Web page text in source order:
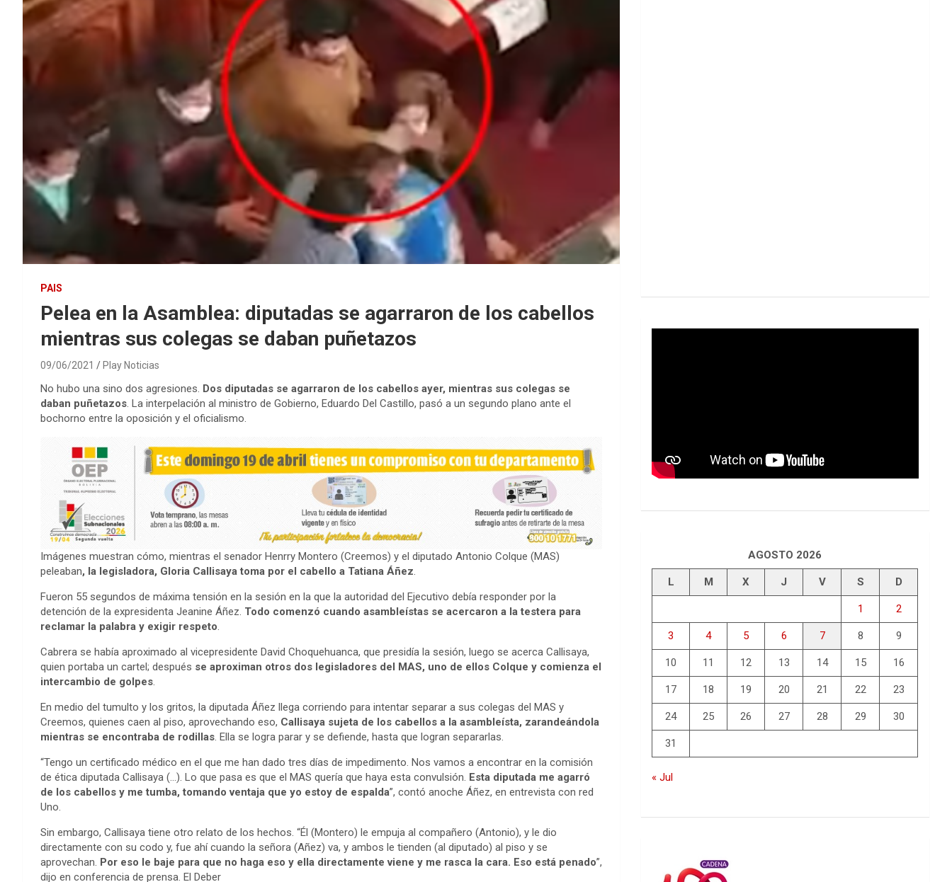
PAIS
Pelea en la Asamblea: diputadas se agarraron de los cabellos
mientras sus colegas se daban puñetazos
09/06/2021 Play Noticias
No hubo una sino dos agresiones. Dos diputadas se agarraron de los cabellos ayer, mientras sus colegas se
daban puñetazos. La interpelación al ministro de Gobierno, Eduardo Del Castillo, pasó a un segundo plano ante el
bochorno entre la oposición y el oficialismo.
Imágenes muestran cómo, mientras el senador Henrry Montero (Creemos) y el diputado Antonio Colque (MAS)
peleaban, la legisladora, Gloria Callisaya toma por el cabello a Tatiana Áñez
Fueron 55 segundos de máxima tensión en la sesión en la que la autoridad del Ejecutivo debía responder por la
detención de la expresidenta Jeanine Áñez. Todo comenzó cuando asambleístas se acercaron a la testera para
reclamar la palabra y exigir respeto
Cabrera se había aproximado al vicepresidente David Choquehuanca, que presidía la sesión, luego se acerca Callisaya,
quien portaba un cartel; después se aproximan otros dos legisladores del MAS, uno de ellos Colque y comienza el
intercambio de golpes
En medio del tumulto y los gritos, la diputada Áñez llega corriendo para intentar separar a sus colegas del MAS y
Creemos, quienes caen al piso, aprovechando eso, Callisaya sujeta de los cabellos a la asambleísta, zarandeándola
mientras se encontraba de rodillas . Ella se logra parar y se defiende, hasta que logran separarlas.
“Tengo un certificado médico en el que me han dado tres días de impedimento. Nos vamos a encontrar en la comisión
de ética diputada Callisaya (…). Lo que pasa es que el MAS quería que haya esta convulsión. Esta diputada me agarró
de los cabellos y me tumba, tomando ventaja que yo estoy de espalda”, contó anoche Áñez, en entrevista con red
Uno.
Sin embargo, Callisaya tiene otro relato de los hechos. “Él (Montero) le empuja al compañero (Antonio), y le dio
directamente con su codo y, fue ahí cuando la señora (Añez) va, y ambos le tienden (al diputado) al piso y se
aprovechan. Por eso le baje para que no haga eso y ella directamente viene y me rasca la cara. Eso está penado”,
dijo en conferencia de prensa. El Deber
AGOSTO 2026
L M X J V S D
1 2
3 4 5 6 7 8 9
10 11 12 13 14 15 16
17 18 19 20 21 22 23
24 25 26 27 28 29 30
31
« Jul